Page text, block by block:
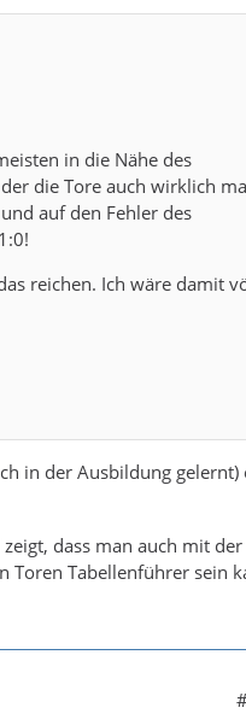
in die Nähe des
die Tore auch wirklich
auf den Fehler des
reichen. Ich wäre damit
in der Ausbildung gelernt)
dass man auch mit der
Toren Tabellenführer sein